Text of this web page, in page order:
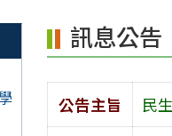
訊息公告
公告主旨
民